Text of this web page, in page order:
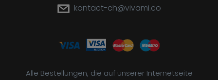
kontact-ch@vivami.co
Alle Bestellungen, die auf unserer Internetseite